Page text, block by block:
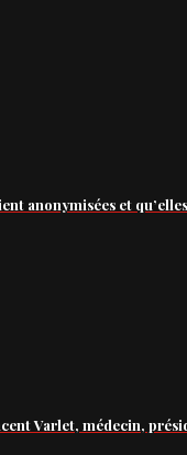
anonymisées et
Varlet, médecin,